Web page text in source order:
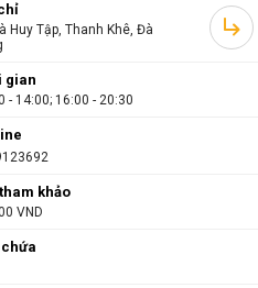
Huy Tập, Thanh Khê, Đà
gian
- 14:00; 16:00 - 20:30
khảo
VND